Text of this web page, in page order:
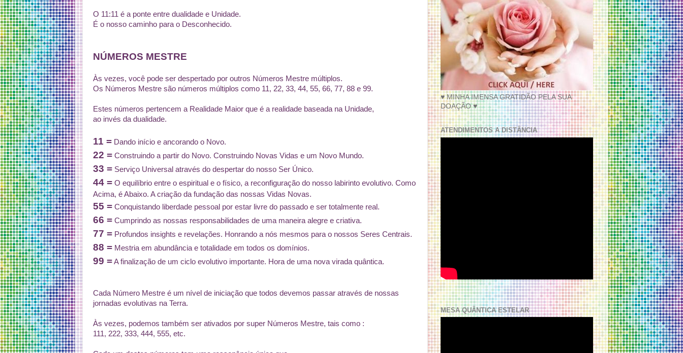
O 11:11 é a ponte entre dualidade e Unidade.
É o nosso caminho para o Desconhecido.
NÚMEROS MESTRE
Às vezes, você pode ser despertado por outros Números Mestre múltiplos.
Os Números Mestre são números múltiplos como 11, 22, 33, 44, 55, 66, 77, 88 e 99.
Estes números pertencem a Realidade Maior que é a realidade baseada na Unidade,
ao invés da dualidade.
11 = Dando início e ancorando o Novo.
22 = Construindo a partir do Novo. Construindo Novas Vidas e um Novo Mundo.
33 = Serviço Universal através do despertar do nosso Ser Único.
44 = O equilíbrio entre o espiritual e o físico, a reconfiguração do nosso labirinto evolutivo. Como
Acima, é Abaixo. A criação da fundação das nossas Vidas Novas.
55 = Conquistando liberdade pessoal por estar livre do passado e ser totalmente real.
66 = Cumprindo as nossas responsabilidades de uma maneira alegre e criativa.
77 = Profundos insights e revelações. Honrando a nós mesmos para o nossos Seres Centrais.
88 = Mestria em abundância e totalidade em todos os domínios.
99 =A finalização de um ciclo evolutivo importante. Hora de uma nova virada quântica.
Cada Número Mestre é um nível de iniciação que todos devemos passar através de nossas
jornadas evolutivas na Terra.
Às vezes, podemos também ser ativados por super Números Mestre, tais como :
111, 222, 333, 444, 555, etc.
♥ MINHA IMENSA GRATIDÃO PELA SUA
DOAÇÃO ♥
ATENDIMENTOS A DISTÂNCIA
MESA QUÂNTICA ESTELAR